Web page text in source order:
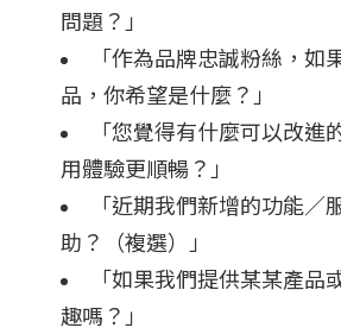
問題？」
「作為品牌忠誠粉絲，如
品，你希望是什麼？」
「您覺得有什麼可以改進
用體驗更順暢？」
「近期我們新增的功能／
助？（複選）」
「如果我們提供某某產品
趣嗎？」